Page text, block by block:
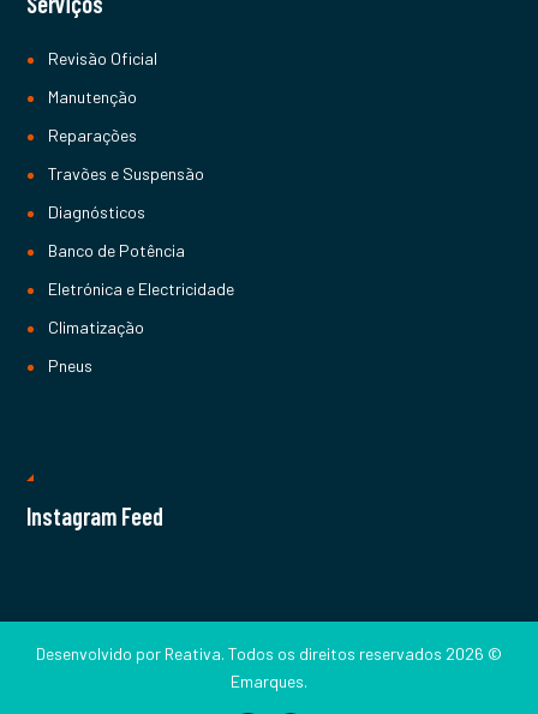
Revisão Oficial
Manutenção
Reparações
Travões e Suspensão
Diagnósticos
Banco de Potência
Eletrónica e Electricidade
Climatização
Pneus
Instagram Feed
Desenvolvido por Reativa. Todos os direitos reservados 2026 ©
Emarques.